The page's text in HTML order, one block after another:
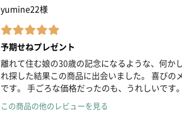
yumine22様
予期せねプレゼント
離れて住む娘の30歳の記念になるような、何か
れ探した結果この商品に出会いました。 喜び
です。 手ごろな価格だったのも、うれしいです。
この商品の他のレビューを見る